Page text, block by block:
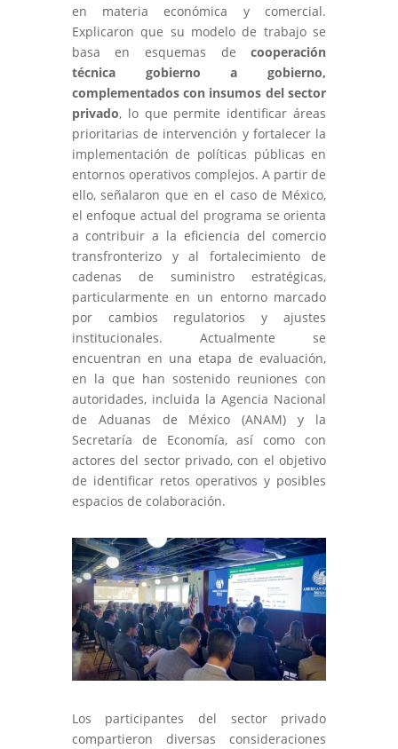
en materia económica y comercial.
Explicaron que su modelo de trabajo se
basa en esquemas decooperación
técnica gobierno a gobierno,
complementados con insumos del sector
privado, lo que permite identificar áreas
prioritarias de intervención y fortalecer la
implementación de políticas públicas en
entornos operativos complejos. A partir de
ello, señalaron que en el caso de México,
el enfoque actual del programa se orienta
a contribuir a la eficiencia del comercio
transfronterizo y al fortalecimiento de
cadenas de suministro estratégicas,
particularmente en un entorno marcado
por cambios regulatorios y ajustes
institucionales. Actualmente se
encuentran en una etapa de evaluación,
en la que han sostenido reuniones con
autoridades, incluida la Agencia Nacional
de Aduanas de México (ANAM) y la
Secretaría de Economía, así como con
actores del sector privado, con el objetivo
de identificar retos operativos y posibles
espacios de colaboración.
Los participantes del sector privado
compartieron diversas consideraciones